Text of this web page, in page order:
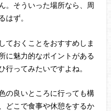
。そういった場所なら、周
はず。
ておくことをおすすめしま
に魅力的なポイントがある
行ってみたいですよね。
の良いところに行っても構
どこで食事や休憩をするか